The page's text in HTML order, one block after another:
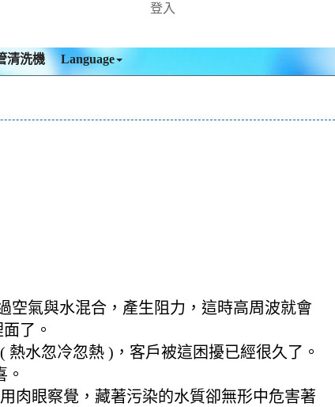
登入
清洗機 Language
空氣與水混合，產生阻力，這時高周波就會
了。
水忽冷忽熱 )，客戶被這困擾已經很久了。
肉眼察覺，藏著污染的水質卻無形中危害著